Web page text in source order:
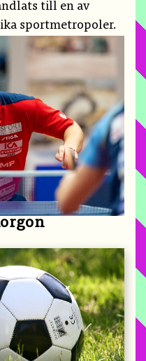
till en av
sportmetropoler.